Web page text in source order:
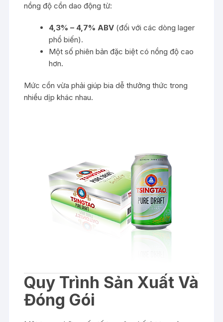
nồng độ cồn dao động từ:
4,3% – 4,7% ABV (đối với các dòng lager
phổ biến).
Một số phiên bản đặc biệt có nồng độ cao
hơn.
Mức cồn vừa phải giúp bia dễ thưởng thức trong
nhiều dịp khác nhau.
Quy Trình Sản Xuất Và
Đóng Gói